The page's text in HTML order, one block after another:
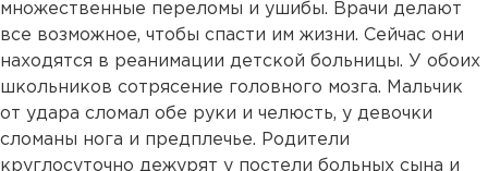
множественные переломы и ушибы. Врачи делают
все возможное, чтобы спасти им жизни. Сейчас они
находятся в реанимации детской больницы. У обоих
школьников сотрясение головного мозга. Мальчик
от удара сломал обе руки и челюсть, у девочки
сломаны нога и предплечье. Родители
круглосуточно дежурят у постели больных сына и